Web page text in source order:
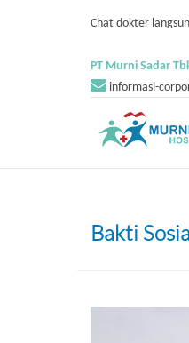
Chat dokter
PT Murni Sadar
informasi-
Bakti